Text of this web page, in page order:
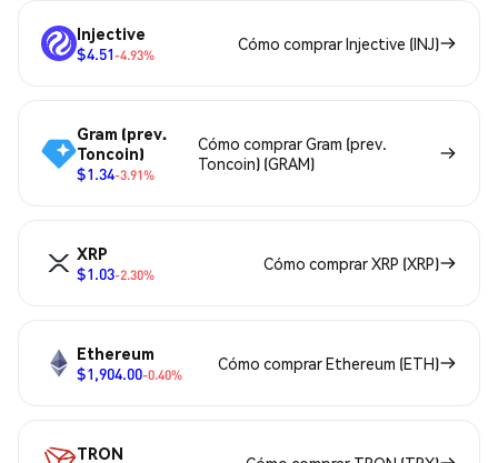
Injective
$4.51-4.93%
Cómo comprar Injective (INJ)
Gram (prev.
Toncoin)
$1.34-3.91%
Cómo comprar Gram (prev.
Toncoin) (GRAM)
XRP
$1.03-2.30%
Cómo comprar XRP (XRP)
Ethereum
$1,904.00-0.40%
Cómo comprar Ethereum (ETH)
TRON